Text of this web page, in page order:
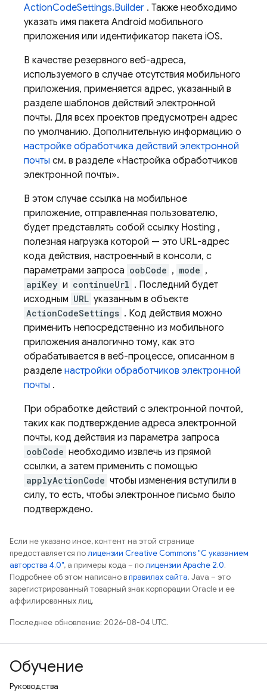
ActionCodeSettings.Builder . Также необходимо
указать имя пакета Android мобильного
приложения или идентификатор пакета iOS.
В качестве резервного веб-адреса,
используемого в случае отсутствия мобильного
приложения, применяется адрес, указанный в
разделе шаблонов действий электронной
почты. Для всех проектов предусмотрен адрес
по умолчанию. Дополнительную информацию о
настройке обработчика действий электронной
почты см. в разделе «Настройка обработчиков
электронной почты».
В этом случае ссылка на мобильное
приложение, отправленная пользователю,
будет представлять собой ссылку Hosting ,
полезная нагрузка которой — это URL-адрес
кода действия, настроенный в консоли, с
параметрами запроса oobCode , mode ,
apiKey и continueUrl . Последний будет
исходным URL указанным в объекте
ActionCodeSettings . Код действия можно
применить непосредственно из мобильного
приложения аналогично тому, как это
обрабатывается в веб-процессе, описанном в
разделе настройки обработчиков электронной
почты .
При обработке действий с электронной почтой,
таких как подтверждение адреса электронной
почты, код действия из параметра запроса
oobCode необходимо извлечь из прямой
ссылки, а затем применить с помощью
applyActionCode чтобы изменения вступили в
силу, то есть, чтобы электронное письмо было
подтверждено.
Если не указано иное, контент на этой странице
предоставляется полицензии Creative Commons "С указанием
авторства 4.0", а примеры кода – полицензии Apache 2.0.
Подробнее об этом написано вправилах сайта. Java – это
зарегистрированный товарный знак корпорации Oracle и ее
аффилированных лиц.
Последнее обновление: 2026-08-04 UTC.
Обучение
Руководства